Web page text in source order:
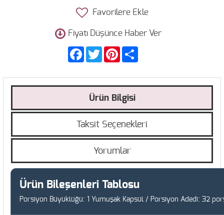
Favorilere Ekle
Fiyatı Düşünce Haber Ver
FacebookTwitter Pinterest
Ürün Bilgisi
Taksit Seçenekleri
Yorumlar
Ürün Bileşenleri Tablosu
Porsiyon Büyüklüğü: 1 Yumuşak Kapsül / Porsiyon Adedi: 32